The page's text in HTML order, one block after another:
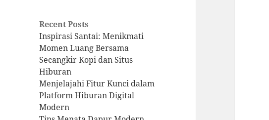
Recent Posts
Inspirasi Santai: Menikmati
Momen Luang Bersama
Secangkir Kopi dan Situs
Hiburan
Menjelajahi Fitur Kunci dalam
Platform Hiburan Digital
Modern